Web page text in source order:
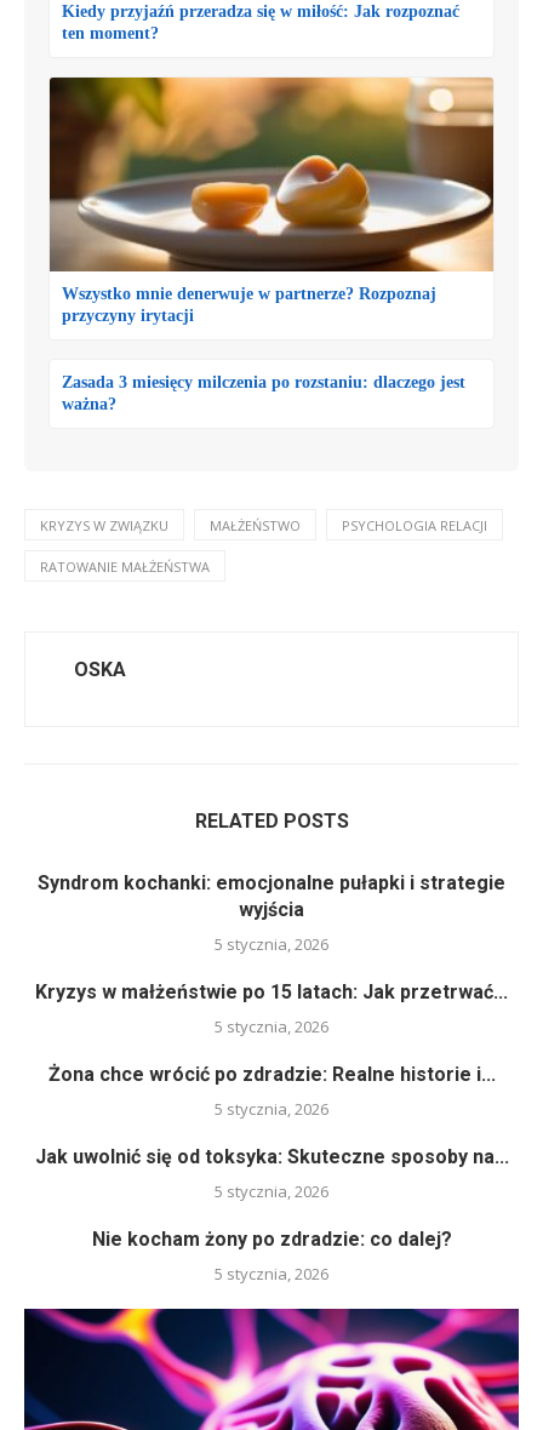
Kiedy przyjaźń przeradza się w miłość: Jak rozpoznać
ten moment?
Wszystko mnie denerwuje w partnerze? Rozpoznaj
przyczyny irytacji
Zasada 3 miesięcy milczenia po rozstaniu: dlaczego jest
ważna?
KRYZYS W ZWIĄZKU MAŁŻEŃSTWO PSYCHOLOGIA RELACJI
RATOWANIE MAŁŻEŃSTWA
OSKA
RELATED POSTS
Syndrom kochanki: emocjonalne pułapki i strategie
wyjścia
5 stycznia, 2026
Kryzys w małżeństwie po 15 latach: Jak przetrwać...
5 stycznia, 2026
Żona chce wrócić po zdradzie: Realne historie i...
5 stycznia, 2026
Jak uwolnić się od toksyka: Skuteczne sposoby na...
5 stycznia, 2026
Nie kocham żony po zdradzie: co dalej?
5 stycznia, 2026